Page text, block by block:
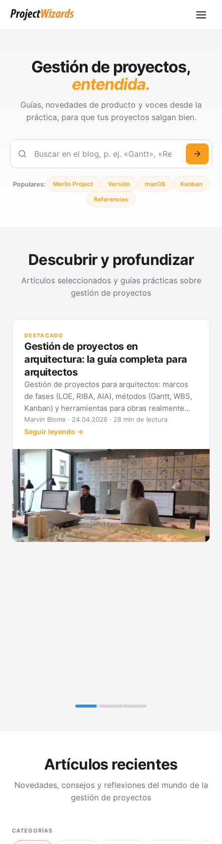
Gestión de proyectos,
entendida.
Guías, novedades de producto y voces desde la
práctica, para que tus proyectos salgan bien.
Buscar
Populares: Merlin Project Versión macOS Kanban
Referencias
Descubrir y profundizar
Artículos seleccionados y guías prácticas sobre
gestión de proyectos
DESTACADO
Gestión de proyectos en
arquitectura: la guía completa para
arquitectos
Gestión de proyectos para arquitectos: marcos
de fases (LOE, RIBA, AIA), métodos (Gantt, WBS,
Kanban) y herramientas para obras realmente
previsibles.
Marvin Blome · 24.04.2026 · 28 min de lectura
Seguir leyendo →
Artículos recientes
Novedades, consejos y reflexiones del mundo de la
gestión de proyectos
CATEGORÍAS